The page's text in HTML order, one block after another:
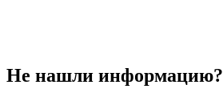
Не нашли информацию?